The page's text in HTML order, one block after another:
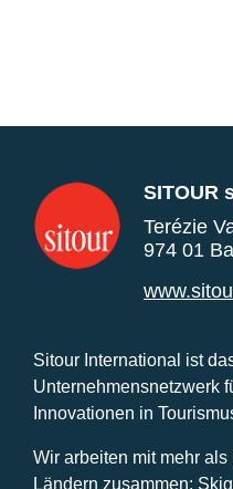
SITOUR
Terézie
974 01
Sitour International ist
Unternehmensnetzwerk
Innovationen in
Wir arbeiten mit mehr
Ländern zusammen: